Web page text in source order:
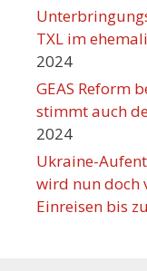
TXL im
2024
GEAS Reform
stimmt auch
2024
Ukraine-
wird nun doch
Einreisen bis